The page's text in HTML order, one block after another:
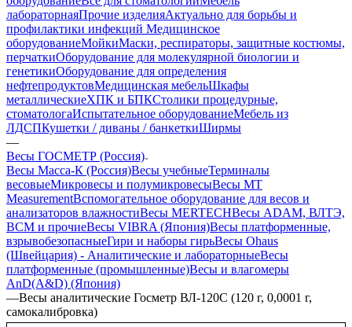
лабораторнаяПрочие изделияАктуально для борьбы и
профилактики инфекций Медицинское
оборудованиеМойкиМаски, респираторы, защитные костюмы,
перчаткиОборудование для молекулярной биологии и
генетикиОборудование для определения
нефтепродуктовМедицинская мебельШкафы
металлическиеХПК и БПКСтолики процедурные,
стоматологаИспытательное оборудованиеМебель из
ЛДСПКушетки / диваны / банкеткиШирмы
—
Весы ГОСМЕТР (Россия)
Весы Масса-К (Россия)Весы учебныеТерминалы
весовыеМикровесы и полумикровесыВесы MT
MeasurementВспомогательное оборудование для весов и
анализаторов влажностиВесы MERTECHВесы ADAM, ВЛТЭ,
BCM и прочиеВесы VIBRA (Япония)Весы платформенные,
взрывобезопасныеГири и наборы гирьВесы Ohaus
(Швейцария) - Аналитические и лабораторныеВесы
платформенные (промышленные)Весы и влагомеры
AnD(A&D) (Япония)
—Весы аналитические Госметр ВЛ-120С (120 г, 0,0001 г,
самокалибровка)